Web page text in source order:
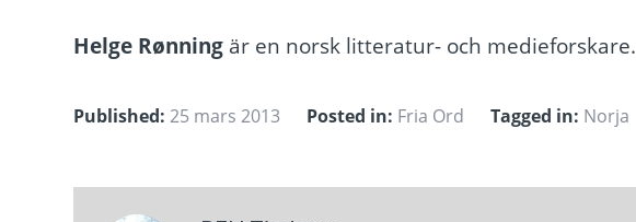
Helge Rønning är en norsk litteratur- och medieforskare.
Published: 25 mars 2013 Posted in: Fria Ord Tagged in: Norja